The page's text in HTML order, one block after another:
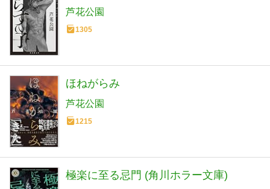
芦花公園
1305
ほねがらみ
芦花公園
1215
極楽に至る忌門 (角川ホラー文庫)